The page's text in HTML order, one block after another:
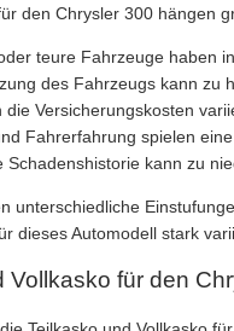
den Chrysler 300 hängen
teure Fahrzeuge haben
des Fahrzeugs kann zu
Versicherungskosten
Fahrerfahrung spielen
Schadenshistorie kann zu
unterschiedliche
dieses Automodell stark
Vollkasko für den